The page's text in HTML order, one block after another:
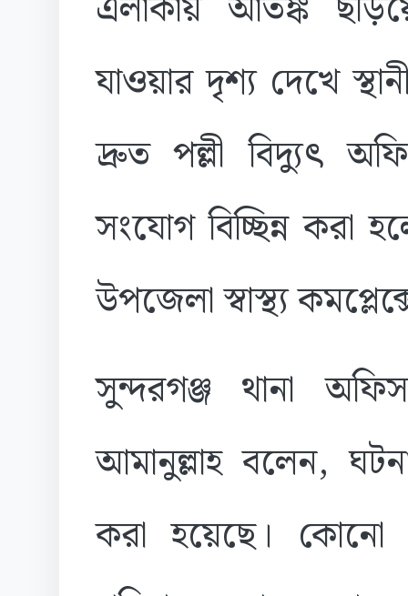
যাওয়ার দৃশ্য দেখে
দ্রুত পল্লী বিদ্যুৎ
সংযোগ বিচ্ছিন্ন করা
উপজেলা স্বাস্থ্য
সুন্দরগঞ্জ থানা
আমানুল্লাহ বলেন,
করা হয়েছে। কোনো